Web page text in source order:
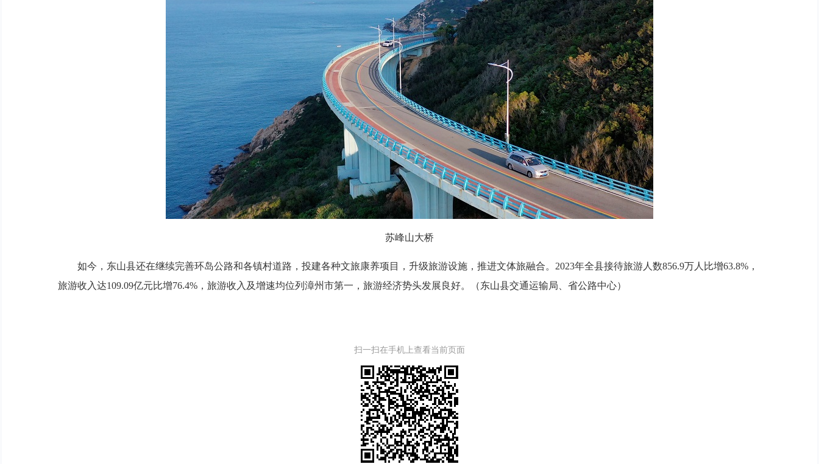
苏峰山大桥
如今，东山县还在继续完善环岛公路和各镇村道路，投建各种文旅康养项目，升级旅游设施，推进文体旅融合。2023年全县接待旅游人数856.9万人比增63.8%，
旅游收入达109.09亿元比增76.4%，旅游收入及增速均位列漳州市第一，旅游经济势头发展良好。（东山县交通运输局、省公路中心）
扫一扫在手机上查看当前页面